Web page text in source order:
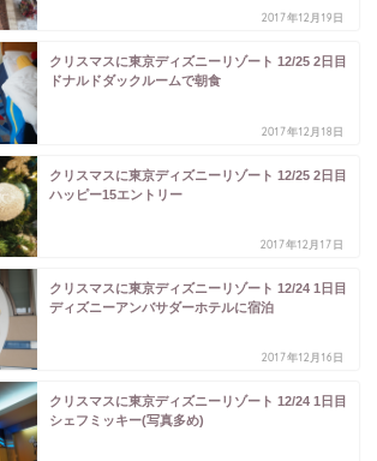
2017年12月19日
クリスマスに東京ディズニーリゾート 12/25 2日目
ドナルドダックルームで朝食
2017年12月18日
クリスマスに東京ディズニーリゾート 12/25 2日目
ハッピー15エントリー
2017年12月17日
クリスマスに東京ディズニーリゾート 12/24 1日目
ディズニーアンバサダーホテルに宿泊
2017年12月16日
クリスマスに東京ディズニーリゾート 12/24 1日目
シェフミッキー(写真多め)